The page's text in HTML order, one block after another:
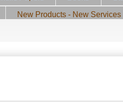
New Products - New Services